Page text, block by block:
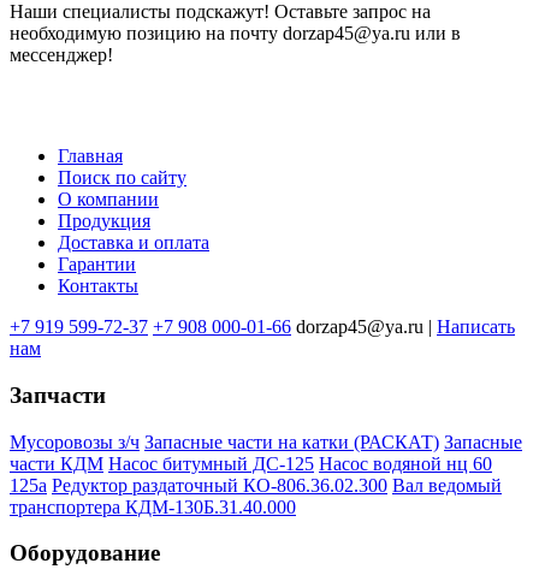
Наши специалисты подскажут! Оставьте запрос на
необходимую позицию на почту dorzap45@ya.ru или в
мессенджер!
Меню
подвале
Главная
Поиск по сайту
О компании
Продукция
Доставка и оплата
Гарантии
Контакты
+7 919 599-72-37 +7 908 000-01-66 dorzap45@ya.ru | Написать
нам
Запчасти
Мусоровозы з/ч Запасные части на катки (РАСКАТ) Запасные
части КДМ Насос битумный ДС-125 Насос водяной нц 60
125а Редуктор раздаточный КО-806.36.02.300 Вал ведомый
транспортера КДМ-130Б.31.40.000
Оборудование